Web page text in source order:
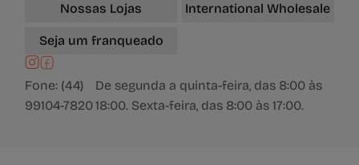
Nossas Lojas International Wholesale
Seja um franqueado
Fone: (44)
99104-7820
De segunda a quinta-feira, das 8:00 às
18:00. Sexta-feira, das 8:00 às 17:00.